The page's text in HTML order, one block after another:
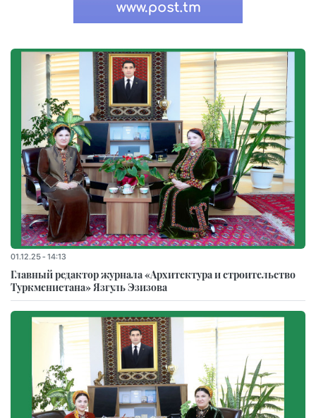
01.12.25 - 14:13
Главный редактор журнала «Архитектура и строительство
Туркменистана» Язгуль Эзизова